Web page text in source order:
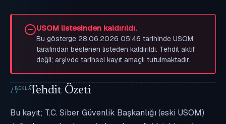
USOM listesinden kaldırıldı.
Bu gösterge 28.06.2026 05:46 tarihinde USOM
tarafından beslenen listeden kaldırıldı. Tehdit aktif
değil; arşivde tarihsel kayıt amaçlı tutulmaktadır.
Tehdit Özeti
Bu kayıt; T.C. Siber Güvenlik Başkanlığı (eski USOM)